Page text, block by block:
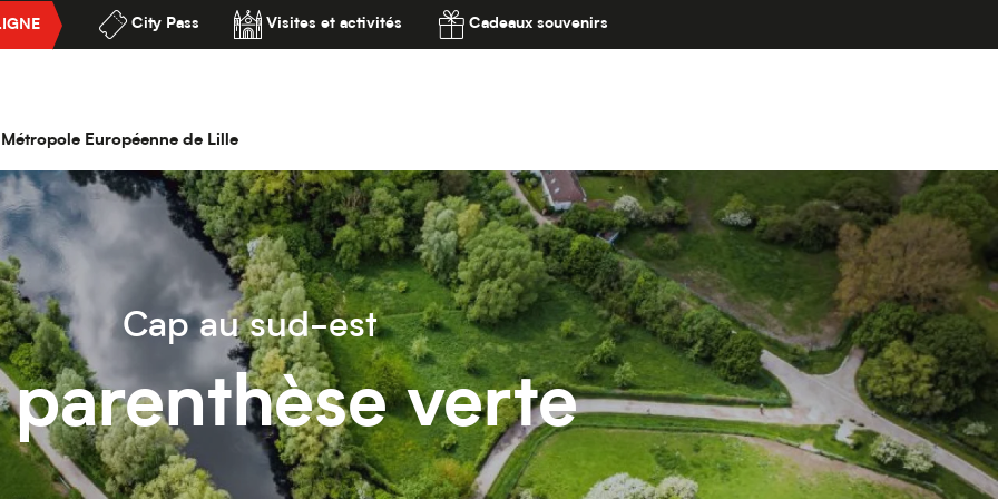
City Pass Visites et activités Cadeaux souvenirs
Européenne de Lille
Cap au sud-est
parenthèse verte